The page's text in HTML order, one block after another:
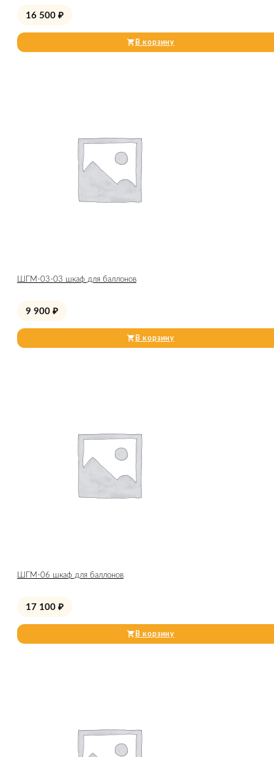
16 500 ₽
В корзину
ШГМ-03-03 шкаф для баллонов
9 900 ₽
В корзину
ШГМ-06 шкаф для баллонов
17 100 ₽
В корзину